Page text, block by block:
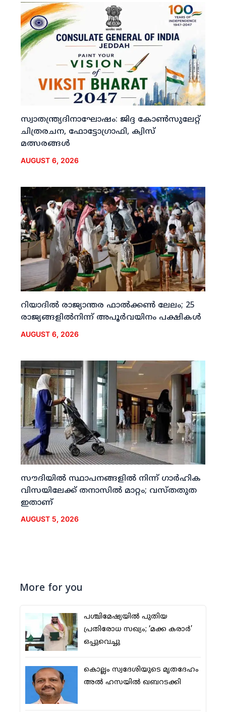
സ്വാതന്ത്ര്യദിനാഘോഷം: ജിദ്ദ കോണ്‍സുലേറ്റ്
ചിത്രരചന, ഫോട്ടോഗ്രാഫി, ക്വിസ്
മത്സരങ്ങള്‍
AUGUST 6, 2026
റിയാദില്‍ രാജ്യാന്തര ഫാല്‍ക്കണ്‍ ലേലം; 25
രാജ്യങ്ങളില്‍നിന്ന് അപൂര്‍വയിനം പക്ഷികള്‍
AUGUST 6, 2026
സൗദിയില്‍ സ്ഥാപനങ്ങളില്‍ നിന്ന് ഗാര്‍ഹിക
വിസയിലേക്ക് തനാസില്‍ മാറ്റം; വസ്തതുത
ഇതാണ്
AUGUST 5, 2026
More for you
പശ്ചിമേഷ്യയില്‍ പുതിയ
പ്രതിരോധ സഖ്യം; ‘മക്ക കരാര്‍’
ഒപ്പുവെച്ചു
കൊല്ലം സ്വദേശിയുടെ മൃതദേഹം
അല്‍ ഹസയില്‍ ഖബറടക്കി